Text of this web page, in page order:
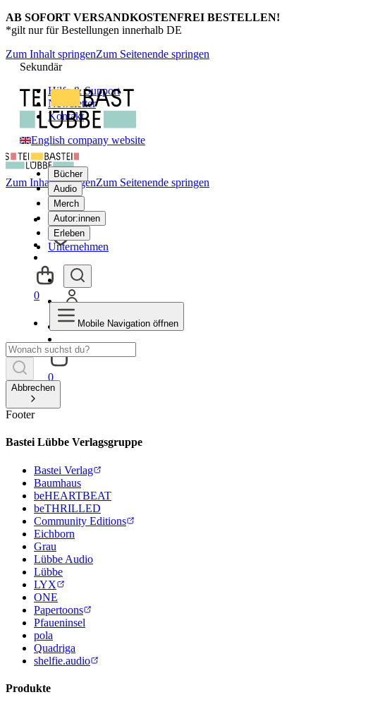
AB SOFORT VERSANDKOSTENFREI BESTELLEN!
*gilt nur für Bestellungen innerhalb DE
Zum Inhalt springenZum Seitenende springen
Sekundär
Hilfe & Support
Newsletter
Kontakt
English company website
Bücher
Audio
Merch
Autor:innen
Erleben
Unternehmen
0
Zum Inhalt springenZum Seitenende springen
0
Mobile Navigation öffnen
Abbrechen
Footer
Bastei Lübbe Verlagsgruppe
Bastei Verlag
Baumhaus
beHEARTBEAT
beTHRILLED
Community Editions
Eichborn
Grau
Lübbe Audio
Lübbe
LYX
ONE
Papertoons
Pfaueninsel
pola
Quadriga
shelfie.audio
Produkte